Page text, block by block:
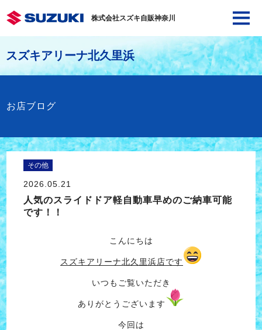
株式会社スズキ自販神奈川
スズキアリーナ北久里浜
お店ブログ
その他
2026.05.21
人気のスライドドア軽自動車早めのご納車可能
です！！
こんにちは
スズキアリーナ北久里浜店です
いつもご覧いただき
ありがとうございます
今回は